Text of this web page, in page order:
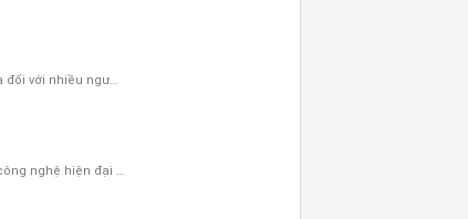
đối với nhiều ngư…
nghệ hiện đại …